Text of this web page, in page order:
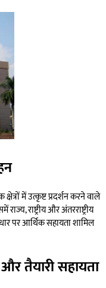
में उत्कृष्ट प्रदर्शन करने वाले
राष्ट्रीय और अंतरराष्ट्रीय
पर आर्थिक सहायता शामिल
तैयारी सहायता